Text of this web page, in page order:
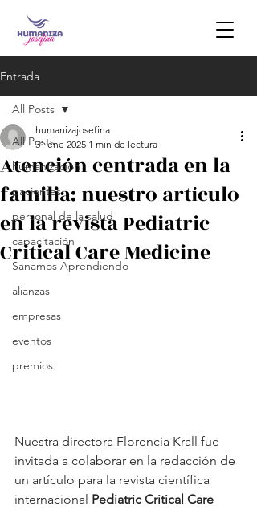
Entrada
All Posts
humanización
pacientes
personal de la salud
capacitación
Sanamos Aprendiendo
alianzas
empresas
eventos
premios
All Posts
Atención centrada en la
familia: nuestro artículo
en la revista Pediatric
Critical Care Medicine
humanizajosefina
31 ene 2025 1 min de lectura
Nuestra directora Florencia Krall fue
invitada a colaborar en la redacción de
un artículo para la revista científica
internacional Pediatric Critical Care